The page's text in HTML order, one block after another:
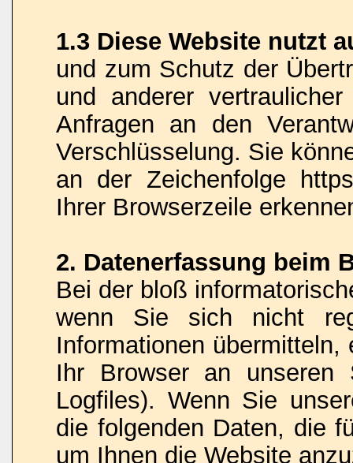
1.3 Diese Website nutzt
und zum Schutz der
und anderer
Anfragen an den
Verschlüsselung. Sie
an der Zeichenfolge
Ihrer Browserzeile
2. Datenerfassung beim
Bei der bloß
wenn Sie sich nicht
Informationen
Ihr Browser an unseren
Logfiles). Wenn Sie
die folgenden Daten, die
um Ihnen die Website